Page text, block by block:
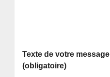
Texte de votre message
(obligatoire)